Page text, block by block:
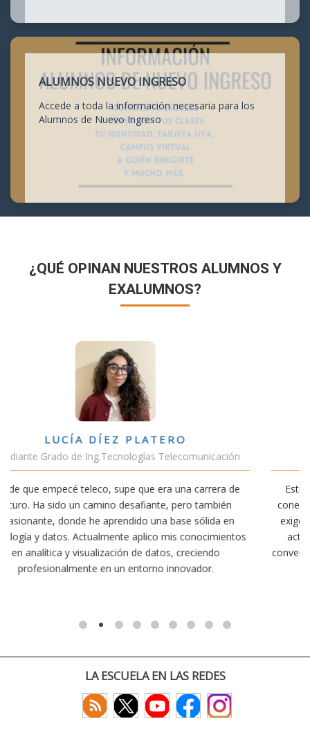
ALUMNOS NUEVO INGRESO
Accede a toda la información necesaria para los
Alumnos de Nuevo Ingreso
¿QUÉ OPINAN NUESTROS ALUMNOS Y
EXALUMNOS?
de
VÍCTOR SÁNCHEZ VALENCIA
Estudiante Doble Grado Teleco-ADE
Estudiar teleco me ha permitido comprender cómo la
conectividad afecta nuestra vida diaria. Aunque la
exige esfuerzo, he dedicado parte de mi tiempo a otras
actividades como el salvamento y socorrismo. Estoy
convencido de que elegir teleco ha sido una de las
decisiones que he tomado.
LA ESCUELA EN LAS REDES